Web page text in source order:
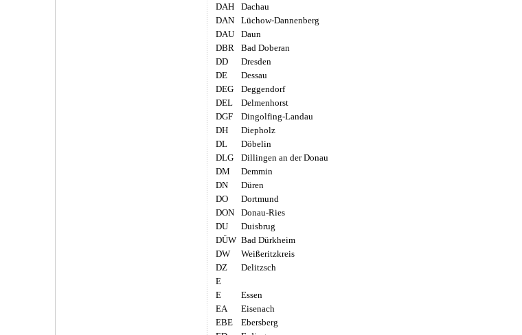
DAH
Dachau
DAN
Lüchow-Dannenberg
DAU
Daun
DBR
Bad Doberan
DD
Dresden
DE
Dessau
DEG
Deggendorf
DEL
Delmenhorst
DGF
Dingolfing-Landau
DH
Diepholz
DL
Döbelin
DLG
Dillingen an der Donau
DM
Demmin
DN
Düren
DO
Dortmund
DON
Donau-Ries
DU
Duisbrug
DÜW Bad Dürkheim
DW
Weißeritzkreis
DZ
Delitzsch
E
E
Essen
EA
Eisenach
EBE
Ebersberg